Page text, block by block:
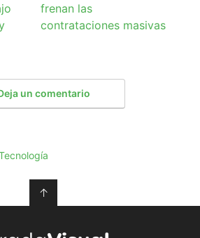
frenan las
contrataciones masivas
un comentario
↑